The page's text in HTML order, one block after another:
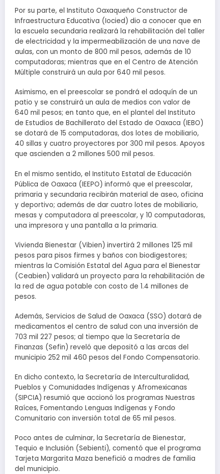
Por su parte, el Instituto Oaxaqueño Constructor de
Infraestructura Educativa (Iocied) dio a conocer que en
la escuela secundaria realizará la rehabilitación del taller
de electricidad y la impermeabilización de una nave de
aulas, con un monto de 800 mil pesos, además de 10
computadoras; mientras que en el Centro de Atención
Múltiple construirá un aula por 640 mil pesos.
Asimismo, en el preescolar se pondrá el adoquín de un
patio y se construirá un aula de medios con valor de
640 mil pesos; en tanto que, en el plantel del Instituto
de Estudios de Bachillerato del Estado de Oaxaca (IEBO)
se dotará de 15 computadoras, dos lotes de mobiliario,
40 sillas y cuatro proyectores por 300 mil pesos. Apoyos
que ascienden a 2 millones 500 mil pesos.
En el mismo sentido, el Instituto Estatal de Educación
Pública de Oaxaca (IEEPO) informó que el preescolar,
primaria y secundaria recibirán material de aseo, oficina
y deportivo; además de dar cuatro lotes de mobiliario,
mesas y computadora al preescolar, y 10 computadoras,
una impresora y una pantalla a la primaria.
Vivienda Bienestar (Vibien) invertirá 2 millones 125 mil
pesos para pisos firmes y baños con biodigestores;
mientras la Comisión Estatal del Agua para el Bienestar
(Ceabien) validará un proyecto para la rehabilitación de
la red de agua potable con costo de 1.4 millones de
pesos.
Además, Servicios de Salud de Oaxaca (SSO) dotará de
medicamentos el centro de salud con una inversión de
703 mil 227 pesos; al tiempo que la Secretaría de
Finanzas (Sefin) reveló que depositó a las arcas del
municipio 252 mil 460 pesos del Fondo Compensatorio.
En dicho contexto, la Secretaría de Interculturalidad,
Pueblos y Comunidades Indígenas y Afromexicanas
(SIPCIA) resumió que accionó los programas Nuestras
Raíces, Fomentando Lenguas Indígenas y Fondo
Comunitario con inversión total de 65 mil pesos.
Poco antes de culminar, la Secretaría de Bienestar,
Tequio e Inclusión (Sebienti), comentó que el programa
Tarjeta Margarita Maza benefició a madres de familia
del municipio.